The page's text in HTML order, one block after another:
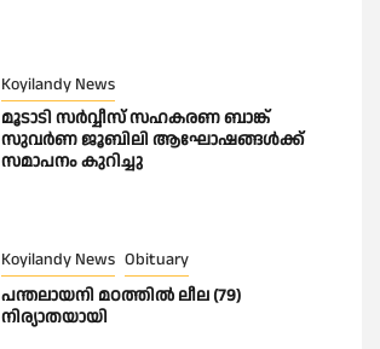
Koyilandy News
മൂടാടി സർവ്വീസ് സഹകരണ ബാങ്ക്
സുവർണ ജൂബിലി ആഘോഷങ്ങൾക്ക്
സമാപനം കുറിച്ചു
Koyilandy News Obituary
പന്തലായനി മഠത്തിൽ ലീല (79)
നിര്യാതയായി